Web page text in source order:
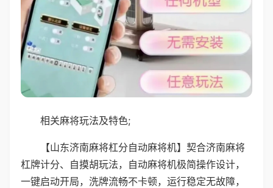
相关麻将玩法及特色;
【山东济南麻将杠分自动麻将机】契合济南麻将
杠牌计分、自摸胡玩法，自动麻将机极简操作设计，
一键启动开局，洗牌流畅不卡顿，运行稳定无故障，